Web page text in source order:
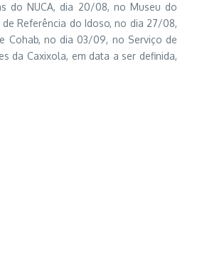
do NUCA, dia 20/08, no Museu do
Referência do Idoso, no dia 27/08,
Cohab, no dia 03/09, no Serviço de
da Caxixola, em data a ser definida,